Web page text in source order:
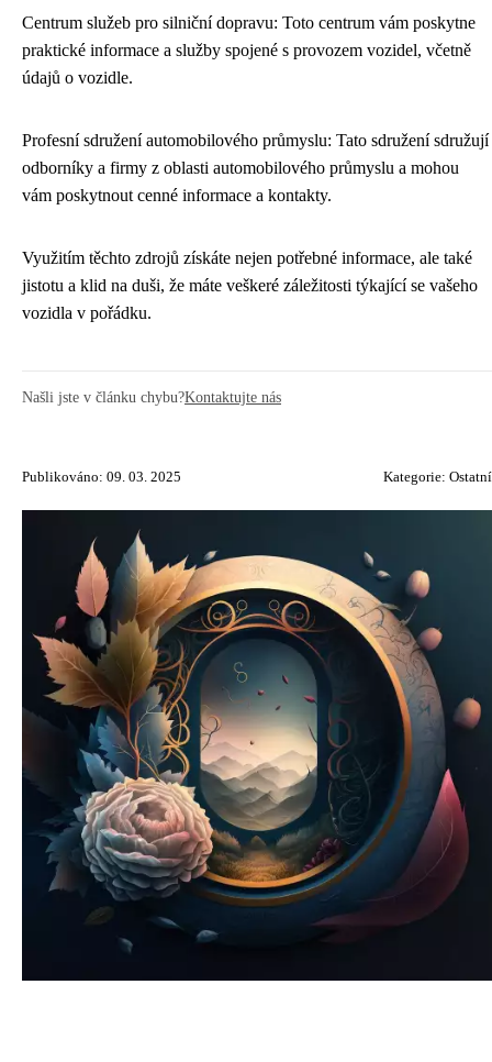
Centrum služeb pro silniční dopravu: Toto centrum vám poskytne
praktické informace a služby spojené s provozem vozidel, včetně
údajů o vozidle.
Profesní sdružení automobilového průmyslu: Tato sdružení sdružují
odborníky a firmy z oblasti automobilového průmyslu a mohou
vám poskytnout cenné informace a kontakty.
Využitím těchto zdrojů získáte nejen potřebné informace, ale také
jistotu a klid na duši, že máte veškeré záležitosti týkající se vašeho
vozidla v pořádku.
Našli jste v článku chybu?Kontaktujte nás
Publikováno: 09. 03. 2025 Kategorie: Ostatní